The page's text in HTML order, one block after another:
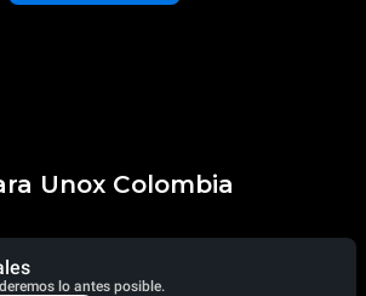
Unox Colombia
lo antes posible.